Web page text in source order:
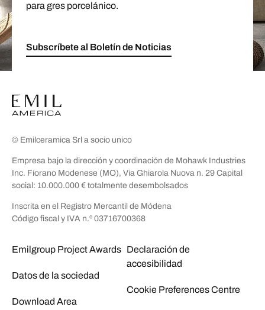
para gres porcelánico.
Subscríbete al Boletín de Noticias
© Emilceramica Srl a socio unico
Empresa bajo la dirección y coordinación de Mohawk Industries
Inc. Fiorano Modenese (MO), Via Ghiarola Nuova n. 29 Capital
social: 10.000.000 € totalmente desembolsados
Inscrita en el Registro Mercantil de Módena
Código fiscal y IVA n.º 03716700368
Emilgroup Project Awards
Datos de la sociedad
Download Area
Declaración de
accesibilidad
Cookie Preferences Centre